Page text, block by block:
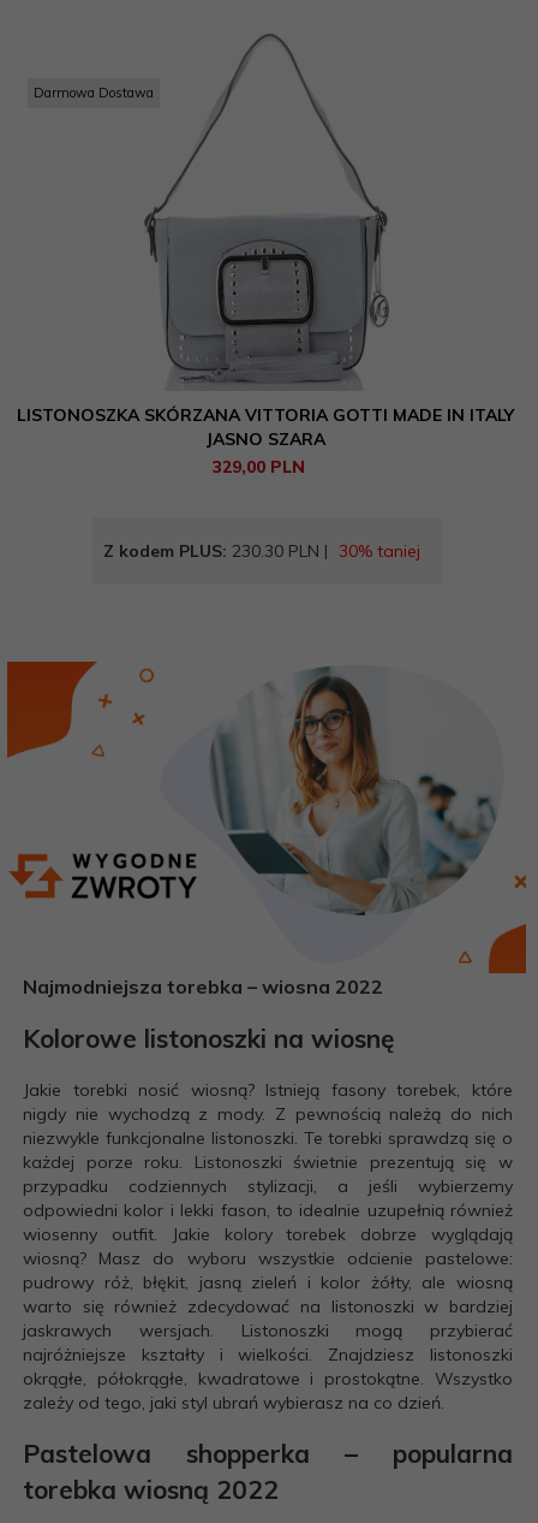
LISTONOSZKA SKÓRZANA VITTORIA GOTTI MADE IN ITALY
JASNO SZARA
329,00 PLN
Z kodem PLUS: 230.30 PLN | 30% taniej
Darmowa Dostawa
Najmodniejsza torebka – wiosna 2022
Kolorowe listonoszki na wiosnę
Jakie torebki nosić wiosną? Istnieją fasony torebek, które
nigdy nie wychodzą z mody. Z pewnością należą do nich
niezwykle funkcjonalne listonoszki. Te torebki sprawdzą się o
każdej porze roku. Listonoszki świetnie prezentują się w
przypadku codziennych stylizacji, a jeśli wybierzemy
odpowiedni kolor i lekki fason, to idealnie uzupełnią również
wiosenny outfit. Jakie kolory torebek dobrze wyglądają
wiosną? Masz do wyboru wszystkie odcienie pastelowe:
pudrowy róż, błękit, jasną zieleń i kolor żółty, ale wiosną
warto się również zdecydować na listonoszki w bardziej
jaskrawych wersjach. Listonoszki mogą przybierać
najróżniejsze kształty i wielkości. Znajdziesz listonoszki
okrągłe, półokrągłe, kwadratowe i prostokątne. Wszystko
zależy od tego, jaki styl ubrań wybierasz na co dzień.
Pastelowa shopperka – popularna
torebka wiosną 2022